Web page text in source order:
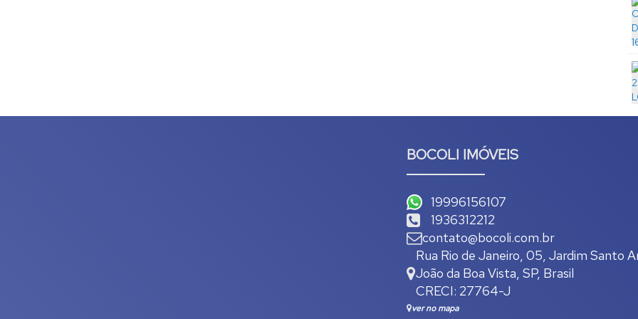
BOCOLI IMÓVEIS
19996156107
1936312212
contato@bocoli.com.br
Rua Rio de Janeiro, 05, Jardim Santo
João da Boa Vista, SP, Brasil
CRECI: 27764-J
ver no mapa